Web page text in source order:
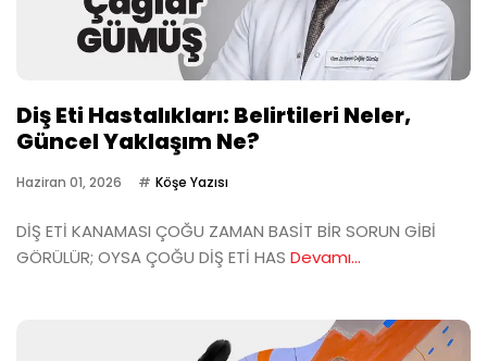
Diş Eti Hastalıkları: Belirtileri Neler,
Güncel Yaklaşım Ne?
Haziran 01, 2026 Köşe Yazısı
DİŞ ETİ KANAMASI ÇOĞU ZAMAN BASİT BİR SORUN GİBİ
GÖRÜLÜR; OYSA ÇOĞU DİŞ ETİ HAS Devamı...